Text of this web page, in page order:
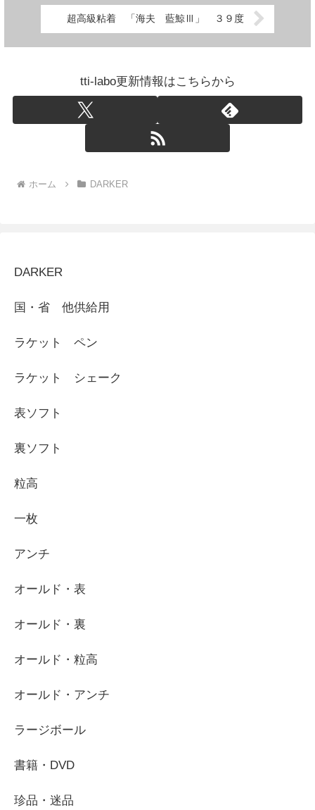
超高級粘着 「海夫 藍鯨Ⅲ」 ３９度
tti-labo更新情報はこちらから
ホーム DARKER
DARKER
国・省 他供給用
ラケット ペン
ラケット シェーク
表ソフト
裏ソフト
粒高
一枚
アンチ
オールド・表
オールド・裏
オールド・粒高
オールド・アンチ
ラージボール
書籍・DVD
珍品・迷品